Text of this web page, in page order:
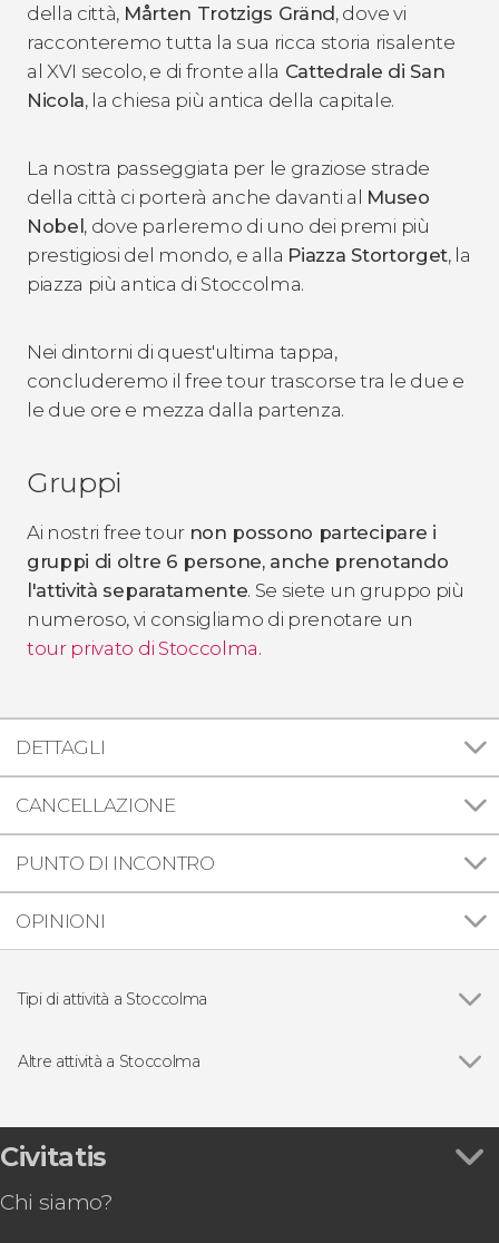
della città, Mårten Trotzigs Gränd, dove vi
racconteremo tutta la sua ricca storia risalente
al XVI secolo, e di fronte alla Cattedrale di San
Nicola, la chiesa più antica della capitale.
La nostra passeggiata per le graziose strade
della città ci porterà anche davanti al Museo
Nobel, dove parleremo di uno dei premi più
prestigiosi del mondo, e alla Piazza Stortorget, la
piazza più antica di Stoccolma.
Nei dintorni di quest'ultima tappa,
concluderemo il free tour trascorse tra le due e
le due ore e mezza dalla partenza.
Gruppi
Ai nostri free tour non possono partecipare i
gruppi di oltre 6 persone, anche prenotando
l'attività separatamente. Se siete un gruppo più
numeroso, vi consigliamo di prenotare un
tour privato di Stoccolma.
DETTAGLI
CANCELLAZIONE
PUNTO DI INCONTRO
OPINIONI
Tipi di attività a Stoccolma
Free tour a Stoccolma
Altre attività a Stoccolma
Go City: Stockholm All-Inclusive Pass
Autobus turistico di Stoccolma
Tour gastronomico di Stoccolma
Civitatis
Chi siamo?